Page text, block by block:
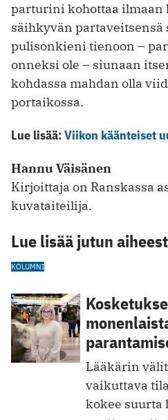
parturini kohottaa ilmaan
säihkyvän parta­veitsensä
pulisonkieni tienoon –
onneksi ole – siunaan
kohdassa mahdan olla
portaikossa.
Lue lisää:Viikon käänteiset
Hannu Väisänen
Kirjoittaja on Ranskassa
kuvataiteilija.
Lue lisää jutun
KOLUMNI
Lääkärin
vaikuttava
kokee suurta